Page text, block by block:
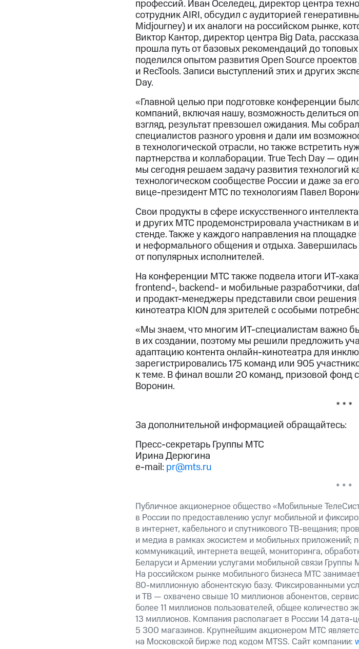
профессий. Иван Оселедец, директор центра
сотрудник AIRI, обсудил с аудиторией
Midjourney) и их аналоги на российском рынке,
Виктор Кантор, директор центра Big Data,
прошла путь от базовых рекомендаций до
поделился опытом развития Open Source
и RecTools. Записи выступлений этих и других
Day.
«Главной целью при подготовке конференции
компаний, включая нашу, возможность делиться
взгляд, результат превзошел ожидания. Мы
специалистов разного уровня и дали им
в технологической отрасли, но также встретить
партнерства и коллаборации. True Tech Day —
мы сегодня решаем задачу развития технологий
технологическом сообществе России и даже за
вице-президент МТС по технологиям Павел
Свои продукты в сфере искусственного
и других МТС продемонстрировала участникам
стенде. Также у каждого направления на
и неформального общения и отдыха.
от популярных исполнителей.
На конференции МТС также подвела итоги ИТ-
frontend-, backend- и мобильные разработчики,
и продакт-менеджеры представили свои
кинотеатра KION для зрителей с особыми
«Мы знаем, что многим ИТ-специалистам важно
в их создании, поэтому мы решили предложить
адаптацию контента онлайн-кинотеатра для
зарегистрировались 175 команд или 905
к теме. В финал вошли 20 команд, призовой фонд
Воронин.
* * *
За дополнительной информацией обращайтесь:
Пресс-секретарь Группы МТС
Ирина Дерюгина
e-mail: pr@mts.ru
* * *
Публичное акционерное общество «Мобильные
в России по предоставлению услуг мобильной и
в интернет, кабельного и спутникового ТВ-вещания;
и медиа в рамках экосистем и мобильных приложений;
коммуникаций, интернета вещей, мониторинга,
Беларуси и Армении услугами мобильной связи
На российском рынке мобильного бизнеса МТС
80-миллионную абонентскую базу. Фиксированными
и ТВ — охвачено свыше 10 миллионов абонентов,
более 11 миллионов пользователей, общее количество
13 миллионов. Компания располагает в России 14
5 300 магазинов. Крупнейшим акционером МТС
на Московской бирже под кодом MTSS. Сайт компании: